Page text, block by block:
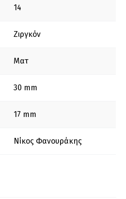
14
Ζιργκόν
Ματ
30 mm
17 mm
Νίκος Φανουράκης